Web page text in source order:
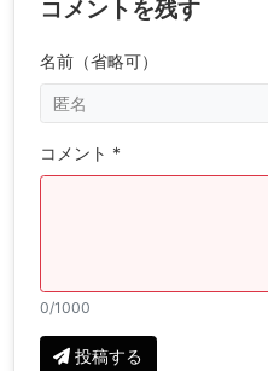
コメントを残す
名前（省略可）
コメント *
0/1000
投稿する